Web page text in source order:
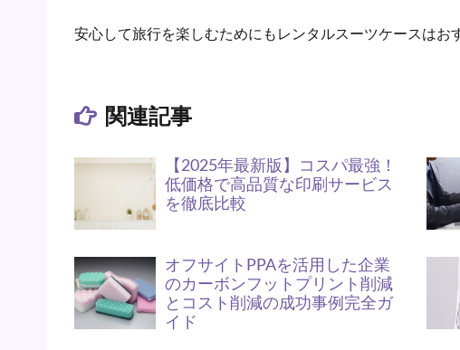
安心して旅行を楽しむためにもレンタルスーツケースはお
関連記事
【2025年最新版】コスパ最強！
低価格で高品質な印刷サービス
を徹底比較
オフサイトPPAを活用した企業
のカーボンフットプリント削減
とコスト削減の成功事例完全ガ
イド